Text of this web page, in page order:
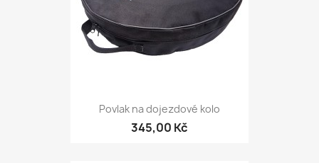
Povlak na dojezdové kolo
345,00 Kč